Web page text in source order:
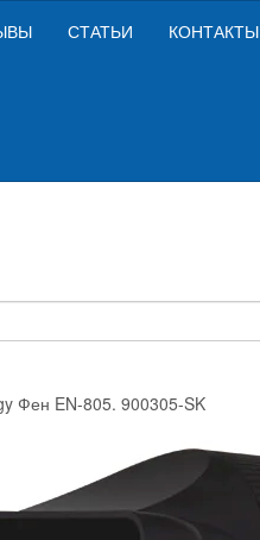
СТАТЬИ КОНТАКТЫ
Фен EN-805. 900305-SK